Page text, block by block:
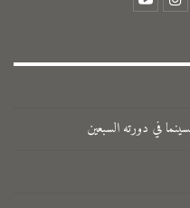
في دورته السبعين